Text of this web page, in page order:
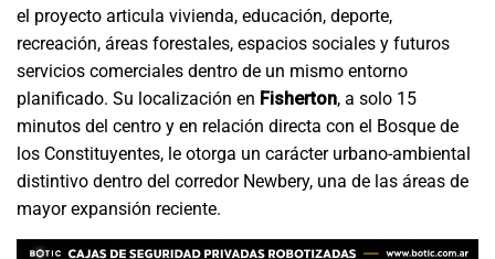
el proyecto articula vivienda, educación, deporte,
recreación, áreas forestales, espacios sociales y futuros
servicios comerciales dentro de un mismo entorno
planificado. Su localización en Fisherton, a solo 15
minutos del centro y en relación directa con el Bosque de
los Constituyentes, le otorga un carácter urbano-ambiental
distintivo dentro del corredor Newbery, una de las áreas de
mayor expansión reciente.